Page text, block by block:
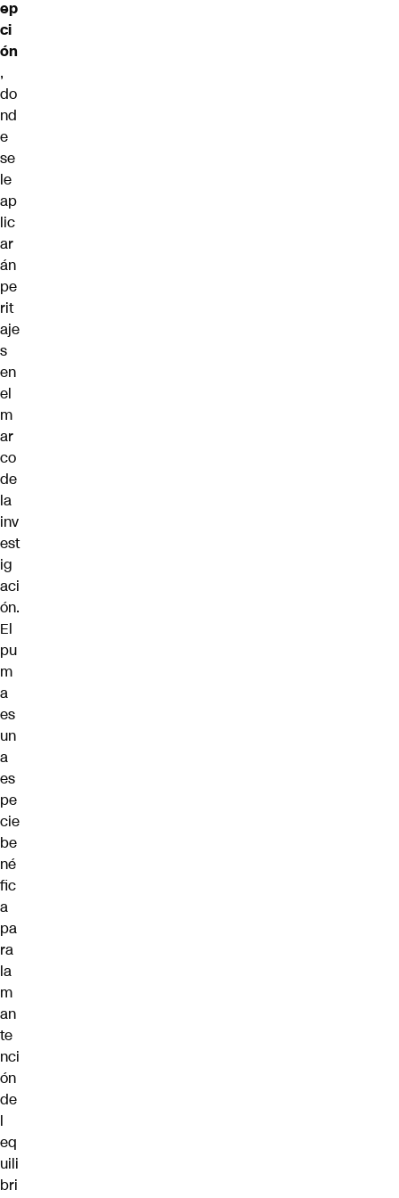
ep
ci
ón
,
do
nd
e
se
le
ap
lic
ar
án
pe
rit
aje
s
en
el
m
ar
co
de
la
inv
est
ig
aci
ón.
El
pu
m
a
es
un
a
es
pe
cie
be
né
fic
a
pa
ra
la
m
an
te
nci
ón
de
l
eq
uili
bri